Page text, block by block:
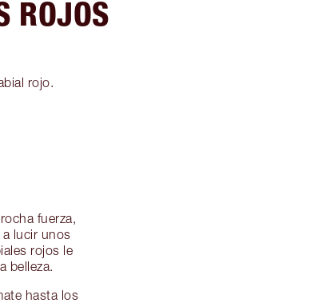
ROJOS
rojo.
fuerza,
a lucir unos
rojos le
belleza.
hasta los